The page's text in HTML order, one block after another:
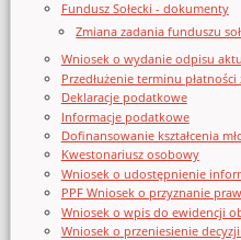
Fundusz Sołecki - dokumenty
Zmiana zadania funduszu
Wniosek o wydanie odpisu
Przedłużenie terminu
Deklaracje podatkowe
Informacje podatkowe
Dofinansowanie kształcenia
Kwestonariusz osobowy
Wniosek o udostępnienie
PPF Wniosek o przyznanie
Wniosek o wpis do ewidencji
Wniosek o przeniesienie